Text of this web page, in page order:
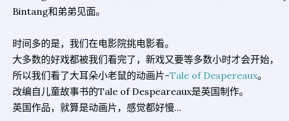
Bintang和弟弟见面。
时间多的是，我们在电影院挑电影看。
大多数的好戏都被我们看完了，新戏又要等多数小时才会开始，
所以我们看了大耳朵小老鼠的动画片-Tale of Despereaux。
改编自儿童故事书的Tale of Despeareaux是英国制作。
英国作品，就算是动画片，感觉都好慢...